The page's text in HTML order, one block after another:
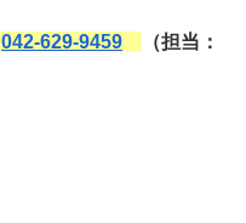
042-629-9459
（担当：